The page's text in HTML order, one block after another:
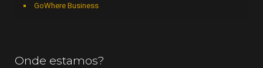
GoWhere Business
Onde estamos?